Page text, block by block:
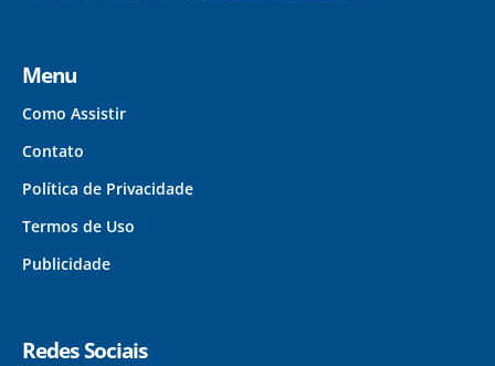
Menu
Como Assistir
Contato
Política de Privacidade
Termos de Uso
Publicidade
Redes Sociais